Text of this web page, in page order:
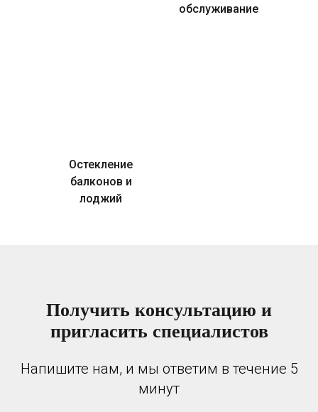
обслуживание
Остекление
балконов и
лоджий
Получить консультацию и
пригласить специалистов
Напишите нам, и мы ответим в течение 5
минут